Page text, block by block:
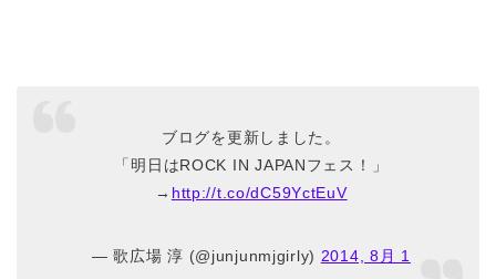
ブログを更新しました。
「明日はROCK IN JAPANフェス！」
→ http://t.co/dC59YctEuV
— 歌広場 淳 (@junjunmjgirly) 2014, 8月 1